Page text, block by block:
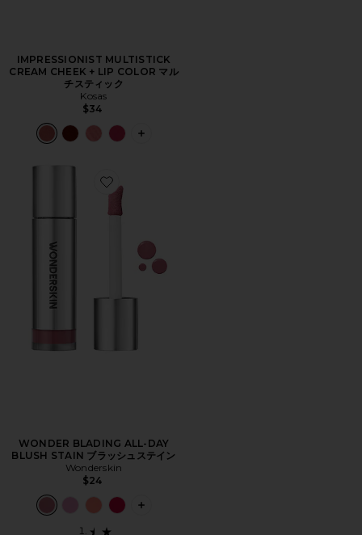
IMPRESSIONIST MULTISTICK
CREAM CHEEK + LIP COLOR マル
チスティック
Kosas
$34
PLUS ICON TO SEE MORE OPTIONS
Favorite WONDER BLADING ALL-DAY BLUSH STAIN
WONDER BLADING ALL-DAY
BLUSH STAIN ブラッシュステイン
Wonderskin
$24
PLUS ICON TO SEE MORE OPTIONS